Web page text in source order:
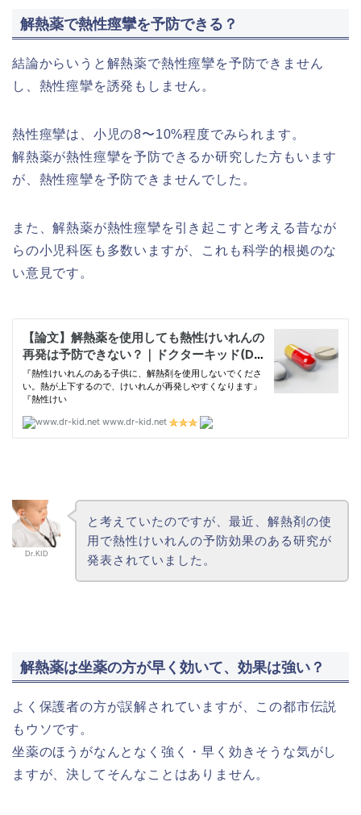
解熱薬で熱性痙攣を予防できる？
結論からいうと解熱薬で熱性痙攣を予防できません
し、熱性痙攣を誘発もしません。
熱性痙攣は、小児の8〜10%程度でみられます。
解熱薬が熱性痙攣を予防できるか研究した方もいます
が、熱性痙攣を予防できませんでした。
また、解熱薬が熱性痙攣を引き起こすと考える昔なが
らの小児科医も多数いますが、これも科学的根拠のな
い意見です。
Dr.KID
と考えていたのですが、最近、解熱剤の使
用で熱性けいれんの予防効果のある研究が
発表されていました。
解熱薬は坐薬の方が早く効いて、効果は強い？
よく保護者の方が誤解されていますが、この都市伝説
もウソです。
坐薬のほうがなんとなく強く・早く効きそうな気がし
ますが、決してそんなことはありません。